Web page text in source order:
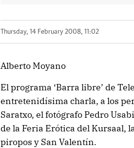
Thursday, 14 February 2008, 11:02
Alberto Moyano
El programa ‘Barra libre’ de
entretenidísima charla, a los
Saratxo, el fotógrafo Pedro
de la Feria Erótica del Kursaal,
piropos y San Valentín.